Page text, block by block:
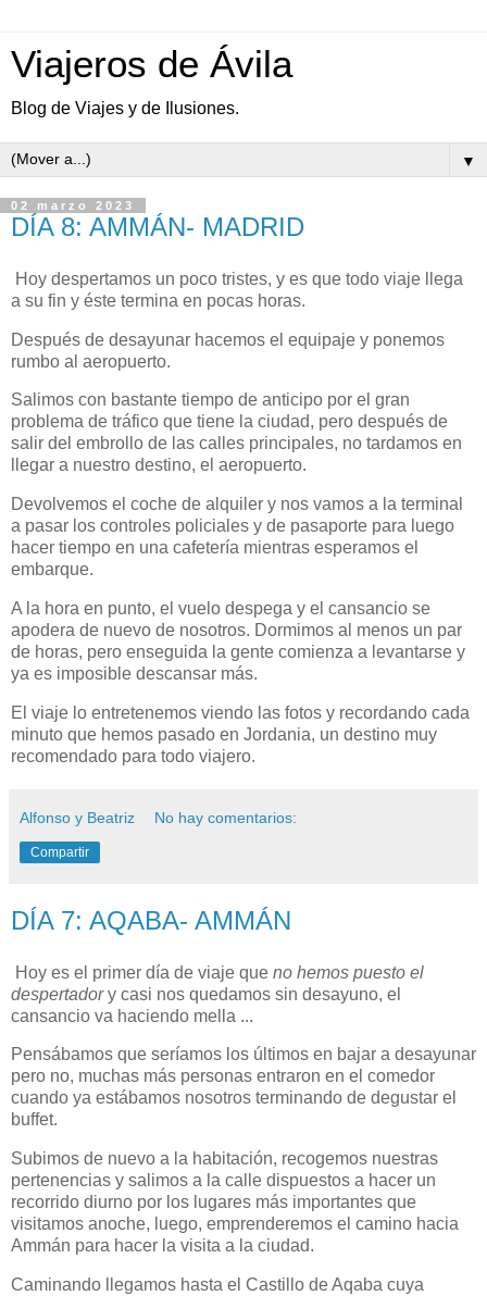
Viajeros de Ávila
Blog de Viajes y de Ilusiones.
▼
02 marzo 2023
DÍA 8: AMMÁN- MADRID
Hoy despertamos un poco tristes, y es que todo viaje llega
a su fin y éste termina en pocas horas.
Después de desayunar hacemos el equipaje y ponemos
rumbo al aeropuerto.
Salimos con bastante tiempo de anticipo por el gran
problema de tráfico que tiene la ciudad, pero después de
salir del embrollo de las calles principales, no tardamos en
llegar a nuestro destino, el aeropuerto.
Devolvemos el coche de alquiler y nos vamos a la terminal
a pasar los controles policiales y de pasaporte para luego
hacer tiempo en una cafetería mientras esperamos el
embarque.
A la hora en punto, el vuelo despega y el cansancio se
apodera de nuevo de nosotros. Dormimos al menos un par
de horas, pero enseguida la gente comienza a levantarse y
ya es imposible descansar más.
El viaje lo entretenemos viendo las fotos y recordando cada
minuto que hemos pasado en Jordania, un destino muy
recomendado para todo viajero.
Alfonso y Beatriz No hay comentarios:
Compartir
DÍA 7: AQABA- AMMÁN
Hoy es el primer día de viaje que no hemos puesto el
despertadory casi nos quedamos sin desayuno, el
cansancio va haciendo mella ...
Pensábamos que seríamos los últimos en bajar a desayunar
pero no, muchas más personas entraron en el comedor
cuando ya estábamos nosotros terminando de degustar el
buffet.
Subimos de nuevo a la habitación, recogemos nuestras
pertenencias y salimos a la calle dispuestos a hacer un
recorrido diurno por los lugares más importantes que
visitamos anoche, luego, emprenderemos el camino hacia
Ammán para hacer la visita a la ciudad.
Caminando llegamos hasta el Castillo de Aqaba cuya